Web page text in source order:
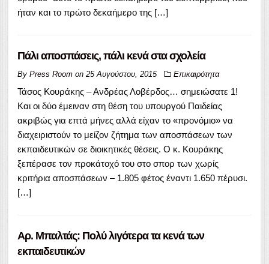
ήταν και το πρώτο δεκαήμερο της […]
Πάλι αποσπάσεις, πάλι κενά στα σχολεία
By Press Room on 25 Αυγούστου, 2015 Επικαιρότητα
Τάσος Κουράκης – Ανδρέας Λοβέρδος… σημειώσατε 1!
Και οι δύο έμειναν στη θέση του υπουργού Παιδείας
ακριβώς για επτά μήνες αλλά είχαν το «προνόμιο» να
διαχειριστούν το μείζον ζήτημα των αποσπάσεων των
εκπαιδευτικών σε διοικητικές θέσεις. Ο κ. Κουράκης
ξεπέρασε τον προκάτοχό του στο σπορ των χωρίς
κριτήρια αποσπάσεων – 1.805 φέτος έναντι 1.650 πέρυσι.
[…]
Αρ. Μπαλτάς: Πολύ λιγότερα τα κενά των
εκπαιδευτικών